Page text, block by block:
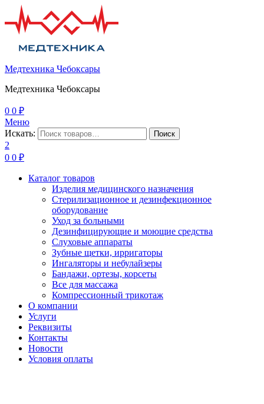
Медтехника Чебоксары
Медтехника Чебоксары
0 0 ₽
Меню
Искать:
Поиск
2
0 0 ₽
Каталог товаров
Изделия медицинского назначения
Стерилизационное и дезинфекционное
оборудование
Уход за больными
Дезинфицирующие и моющие средства
Слуховые аппараты
Зубные щетки, ирригаторы
Ингаляторы и небулайзеры
Бандажи, ортезы, корсеты
Все для массажа
Компрессионный трикотаж
О компании
Услуги
Реквизиты
Контакты
Новости
Условия оплаты